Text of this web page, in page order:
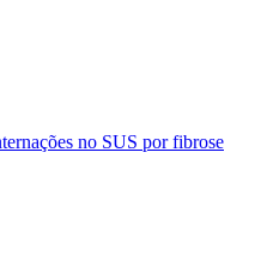
no SUS por fibrose